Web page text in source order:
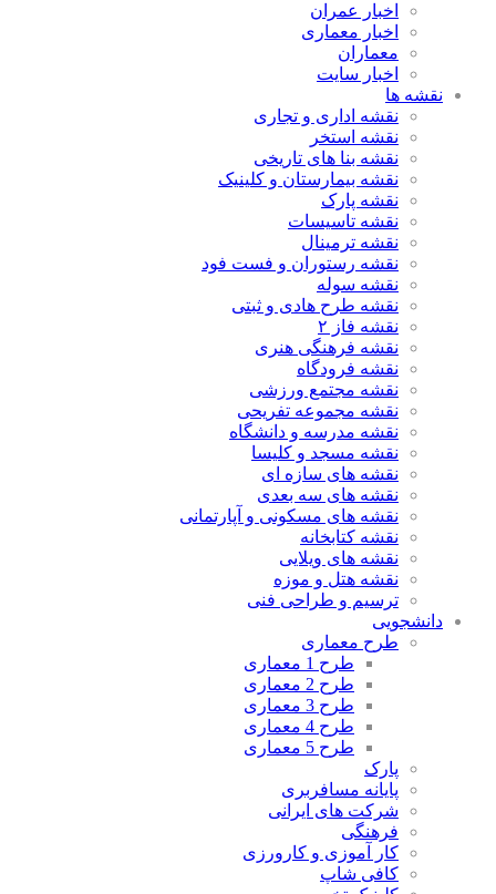
اخبار عمران
اخبار معماری
معماران
اخبار سایت
نقشه ها
نقشه اداری و تجاری
نقشه استخر
نقشه بنا های تاریخی
نقشه بیمارستان و کلینیک
نقشه پارک
نقشه تاسیسات
نقشه ترمینال
نقشه رستوران و فست فود
نقشه سوله
نقشه طرح هادی و ثبتی
نقشه فاز ۲
نقشه فرهنگی هنری
نقشه فرودگاه
نقشه مجتمع ورزشی
نقشه مجموعه تفریحی
نقشه مدرسه و دانشگاه
نقشه مسجد و کلیسا
نقشه های سازه ای
نقشه های سه بعدی
نقشه های مسکونی و آپارتمانی
نقشه کتابخانه
نقشه های ویلایی
نقشه هتل و موزه
ترسیم و طراحی فنی
دانشجویی
طرح معماری
طرح 1 معماری
طرح 2 معماری
طرح 3 معماری
طرح 4 معماری
طرح 5 معماری
پارک
پایانه مسافربری
شرکت های ایرانی
فرهنگی
کار آموزی و کارورزی
کافی شاپ